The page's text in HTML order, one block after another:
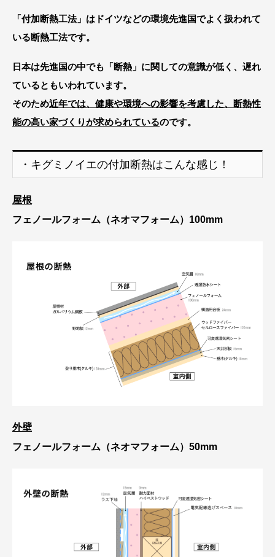
「付加断熱工法」はドイツなどの環境先進国でよく扱われて
いる断熱工法です。
日本は先進国の中でも「断熱」に関しての意識が低く、遅れ
ているともいわれています。
そのため近年では、健康や環境への影響を考慮した、断熱性
能の高い家づくりが求められているのです。
・キグミノイエの付加断熱はこんな感じ！
屋根
フェノールフォーム（ネオマフォーム）100mm
外壁
フェノールフォーム（ネオマフォーム）50mm